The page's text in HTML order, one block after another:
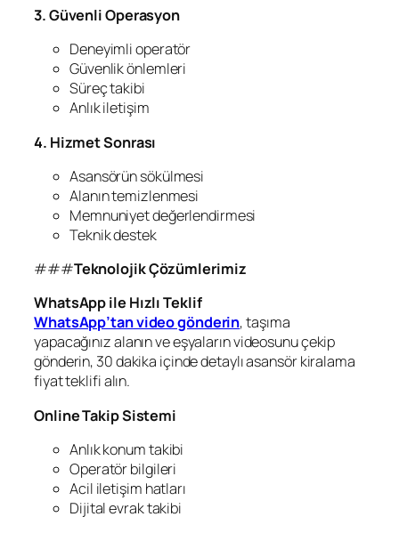
3. Güvenli Operasyon
Deneyimli operatör
Güvenlik önlemleri
Süreç takibi
Anlık iletişim
4. Hizmet Sonrası
Asansörün sökülmesi
Alanın temizlenmesi
Memnuniyet değerlendirmesi
Teknik destek
###Teknolojik Çözümlerimiz
WhatsApp ile Hızlı Teklif
WhatsApp’tan video gönderin, taşıma
yapacağınız alanın ve eşyaların videosunu çekip
gönderin, 30 dakika içinde detaylı asansör kiralama
fiyat teklifi alın.
Online Takip Sistemi
Anlık konum takibi
Operatör bilgileri
Acil iletişim hatları
Dijital evrak takibi